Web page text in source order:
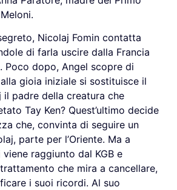
Nicolaj Fomin contatta
di farla uscire dalla Francia
Poco dopo, Angel scopre di
gioia iniziale si sostituisce il
il padre della creatura che
Tay Ken? Quest’ultimo decide
che, convinta di seguire un
parte per l’Oriente. Ma a
raggiunto dal KGB e
che mira a cancellare,
i suoi ricordi. Al suo